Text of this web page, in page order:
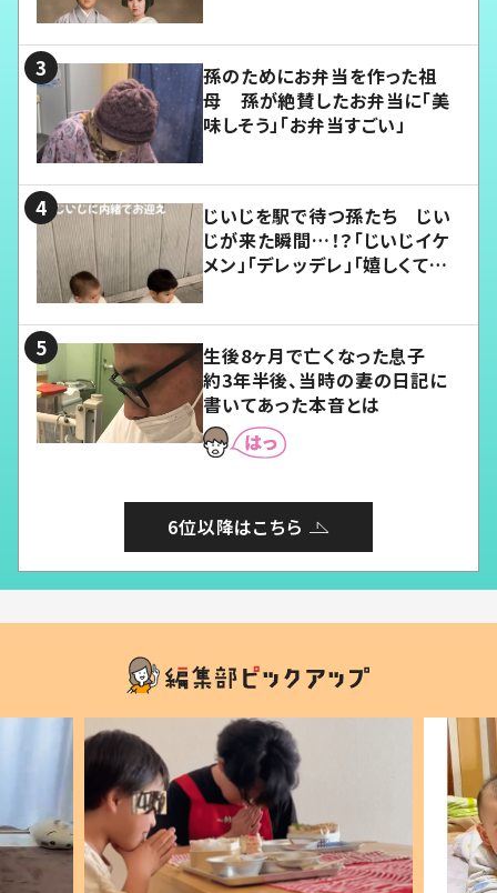
孫のためにお弁当を作った祖
母 孫が絶賛したお弁当に「美
味しそう」「お弁当すごい」
じいじを駅で待つ孫たち じい
じが来た瞬間…！？「じいじイケ
メン」「デレッデレ」「嬉しくて可
生後8ヶ月で亡くなった息子
約3年半後、当時の妻の日記に
書いてあった本音とは
6位以降はこちら